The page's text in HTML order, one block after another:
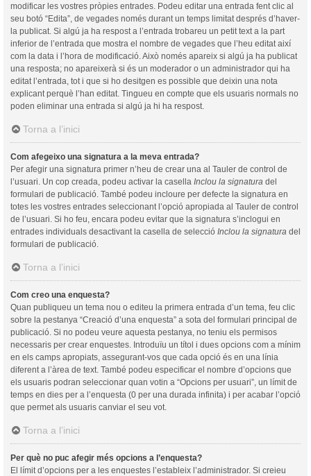
modificar les vostres pròpies entrades. Podeu editar una entrada fent clic al
seu botó “Edita”, de vegades només durant un temps limitat després d’haver-
la publicat. Si algú ja ha respost a l’entrada trobareu un petit text a la part
inferior de l’entrada que mostra el nombre de vegades que l’heu editat així
com la data i l’hora de modificació. Això només apareix si algú ja ha publicat
una resposta; no apareixerà si és un moderador o un administrador qui ha
editat l’entrada, tot i que si ho desitgen es possible que deixin una nota
explicant perquè l’han editat. Tingueu en compte que els usuaris normals no
poden eliminar una entrada si algú ja hi ha respost.
Torna a l’inici
Com afegeixo una signatura a la meva entrada?
Per afegir una signatura primer n’heu de crear una al Tauler de control de
l’usuari. Un cop creada, podeu activar la casella Inclou la signatura del
formulari de publicació. També podeu incloure per defecte la signatura en
totes les vostres entrades seleccionant l’opció apropiada al Tauler de control
de l’usuari. Si ho feu, encara podeu evitar que la signatura s’inclogui en
entrades individuals desactivant la casella de selecció Inclou la signatura del
formulari de publicació.
Torna a l’inici
Com creo una enquesta?
Quan publiqueu un tema nou o editeu la primera entrada d’un tema, feu clic
sobre la pestanya “Creació d’una enquesta” a sota del formulari principal de
publicació. Si no podeu veure aquesta pestanya, no teniu els permisos
necessaris per crear enquestes. Introduïu un títol i dues opcions com a mínim
en els camps apropiats, assegurant-vos que cada opció és en una línia
diferent a l’àrea de text. També podeu especificar el nombre d’opcions que
els usuaris podran seleccionar quan votin a “Opcions per usuari”, un límit de
temps en dies per a l’enquesta (0 per una durada infinita) i per acabar l’opció
que permet als usuaris canviar el seu vot.
Torna a l’inici
Per què no puc afegir més opcions a l’enquesta?
El límit d’opcions per a les enquestes l’estableix l’administrador. Si creieu